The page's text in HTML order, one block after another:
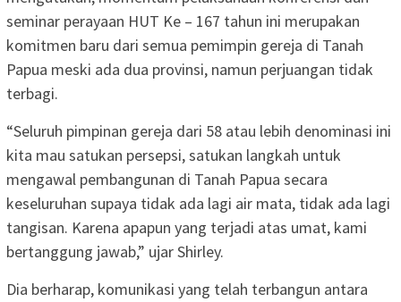
seminar perayaan HUT Ke – 167 tahun ini merupakan
komitmen baru dari semua pemimpin gereja di Tanah
Papua meski ada dua provinsi, namun perjuangan tidak
terbagi.
“Seluruh pimpinan gereja dari 58 atau lebih denominasi ini
kita mau satukan persepsi, satukan langkah untuk
mengawal pembangunan di Tanah Papua secara
keseluruhan supaya tidak ada lagi air mata, tidak ada lagi
tangisan. Karena apapun yang terjadi atas umat, kami
bertanggung jawab,” ujar Shirley.
Dia berharap, komunikasi yang telah terbangun antara